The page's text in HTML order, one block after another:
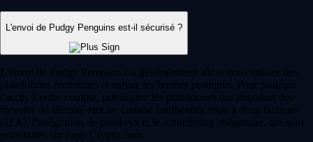
L'envoi de Pudgy Penguins est-il sécurisé ?
L'envoi de Pudgy Penguins est généralement sûr si vous utilisez des
plateformes reconnues et suivez les bonnes pratiques. Pour protéger
l'accès à votre compte, privilégiez les plateformes qui imposent des
mesures de sécurité strictes comme l'authentification à deux facteurs
(2FA), l'intégration de passkeys et le whitelisting obligatoire, qui sont
prioritaires sur l'app Crypto.com.